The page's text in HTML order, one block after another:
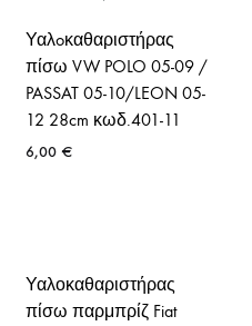
Υαλoκαθαριστήρας
πίσω VW POLO 05-09 /
PASSAT 05-10/LEON 05-
12 28cm κωδ.401-11
6,00 €
Υαλοκαθαριστήρας
πίσω παρμπρίζ Fiat